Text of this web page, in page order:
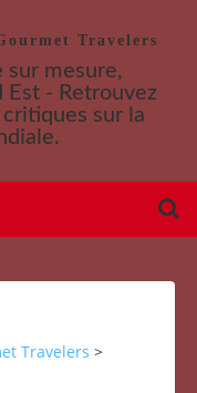
Travelers
sur mesure,
Est - Retrouvez
sur la
Travelers >